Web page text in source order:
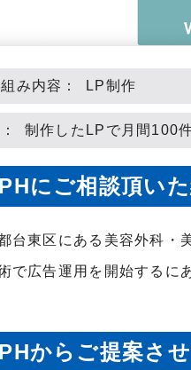
み内容： LP制作
： 制作したLPで月間100
にご相談頂い
台東区にある 美容外科・
で広告運用を開始するに
からご提案さ